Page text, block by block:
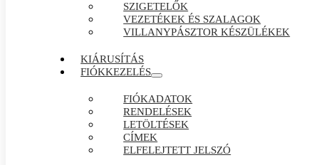
SZIGETELŐK
VEZETÉKEK ÉS SZALAGOK
VILLANYPÁSZTOR KÉSZÜLÉKEK
KIÁRUSÍTÁS
FIÓKKEZELÉS
FIÓKADATOK
RENDELÉSEK
LETÖLTÉSEK
CÍMEK
ELFELEJTETT JELSZÓ